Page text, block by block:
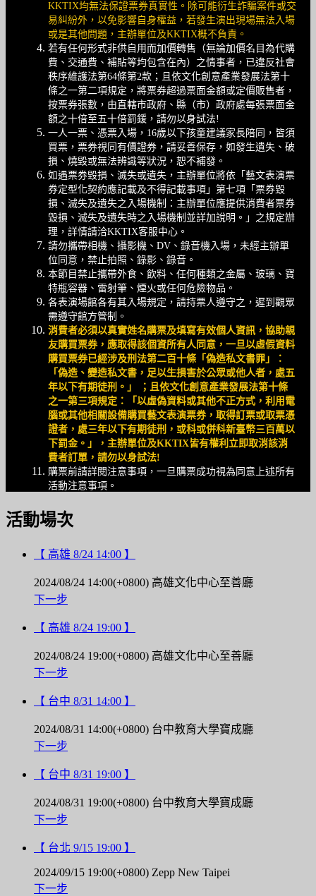
KKTIX均無法保證票券真實性。除可能衍生詐騙案件或交
易糾紛外，以免影響自身權益，若發生演出現場無法入場
或是其他問題，主辦單位及KKTIX概不負責。
若有任何形式非供自用而加價轉售（無論加價名目為代購
費、交通費、補貼等均包含在內）之情事者，已違反社會
秩序維護法第64條第2款；且依文化創意產業發展法第十
條之一第二項規定，將票券超過票面金額或定價販售者，
按票券張數，由直轄市政府、縣（市）政府處每張票面金
額之十倍至五十倍罰鍰，請勿以身試法!
一人一票、憑票入場，16歲以下孩童建議家長陪同，皆須
買票，票券視同有價證券，請妥善保存，如發生遺失、破
損、燒毀或無法辨識等狀況，恕不補發。
如遇票券毀損、滅失或遺失，主辦單位將依「藝文表演票
券定型化契約應記載及不得記載事項」第七項「票券毀
損、滅失及遺失之入場機制：主辦單位應提供消費者票券
毀損、滅失及遺失時之入場機制並詳加說明。」之規定辦
理，詳情請洽KKTIX客服中心。
請勿攜帶相機、攝影機、DV、錄音機入場，未經主辦單
位同意，禁止拍照、錄影、錄音。
本節目禁止攜帶外食、飲料、任何種類之金屬、玻璃、寶
特瓶容器、雷射筆、煙火或任何危險物品。
各表演場館各有其入場規定，請持票人遵守之，遲到觀眾
需遵守館方管制。
消費者必須以真實姓名購票及填寫有效個人資訊，協助親
友購買票券，應取得該個資所有人同意，一旦以虛假資料
購買票券已經涉及刑法第二百十條「偽造私文書罪」：
「偽造、變造私文書，足以生損害於公眾或他人者，處五
年以下有期徒刑。」
；且依文化創意產業發展法第十條
之一第三項規定：「以虛偽資料或其他不正方式，利用電
腦或其他相關設備購買藝文表演票券，取得訂票或取票憑
證者，處三年以下有期徒刑，或科或併科新臺幣三百萬以
下罰金。」，主辦單位及KKTIX皆有權利立即取消該消
費者訂單，請勿以身試法!
購票前請詳閱注意事項，一旦購票成功視為同意上述所有
活動注意事項。
活動場次
【 高雄 8/24 14:00 】
2024/08/24 14:00(+0800) 高雄文化中心至善廳
下一步
【 高雄 8/24 19:00 】
2024/08/24 19:00(+0800) 高雄文化中心至善廳
下一步
【 台中 8/31 14:00 】
2024/08/31 14:00(+0800) 台中教育大學寶成廳
下一步
【 台中 8/31 19:00 】
2024/08/31 19:00(+0800) 台中教育大學寶成廳
下一步
【 台北 9/15 19:00 】
2024/09/15 19:00(+0800) Zepp New Taipei
下一步